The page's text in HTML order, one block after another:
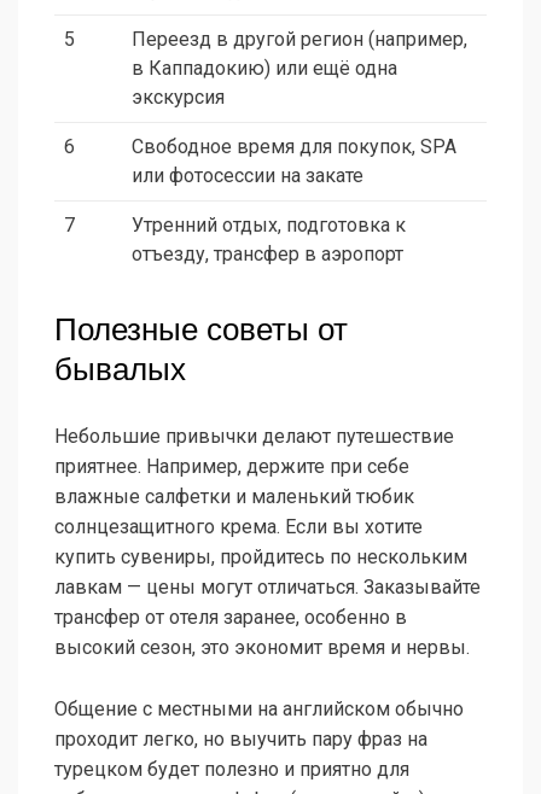
5
Переезд в другой регион (например,
в Каппадокию) или ещё одна
экскурсия
6
Свободное время для покупок, SPA
или фотосессии на закате
7
Утренний отдых, подготовка к
отъезду, трансфер в аэропорт
Полезные советы от
бывалых
Небольшие привычки делают путешествие
приятнее. Например, держите при себе
влажные салфетки и маленький тюбик
солнцезащитного крема. Если вы хотите
купить сувениры, пройдитесь по нескольким
лавкам — цены могут отличаться. Заказывайте
трансфер от отеля заранее, особенно в
высокий сезон, это экономит время и нервы.
Общение с местными на английском обычно
проходит легко, но выучить пару фраз на
турецком будет полезно и приятно для